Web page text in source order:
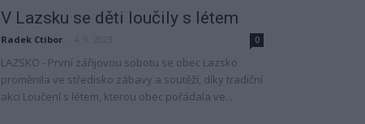
V Lazsku se děti loučily s létem
Radek Ctibor 0
LAZSKO - První zářijovou sobotu se obec Lazsko
proměnila ve středisko zábavy a soutěží, díky tradiční
akci Loučení s létem, kterou obec pořádala ve...